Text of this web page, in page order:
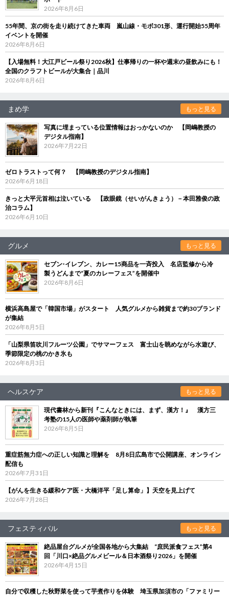
2026年8月6日
55年間、京の街を走り続けてきた車両 嵐山線・モボ301形、運行開始55周年
イベントを開催
2026年8月6日
【入場無料！大江戸ビール祭り2026秋】仕事帰りの一杯や週末の昼飲みにも！
全国のクラフトビールが大集合｜品川
2026年8月6日
まめ学 もっと見る
写真に埋まっている位置情報はおっかないのか 【岡嶋教授の
デジタル指南】
2026年7月22日
ゼロトラストって何？ 【岡嶋教授のデジタル指南】
2026年6月18日
きっと大平元首相は泣いている 【政眼鏡（せいがんきょう）－本田雅俊の政
治コラム】
2026年6月10日
グルメ もっと見る
セブン‐イレブン、カレー15商品を一斉投入 名店監修から冷
製うどんまで“夏のカレーフェス”を開催中
2026年8月6日
横浜高島屋で「韓国市場」がスタート 人気グルメから雑貨まで約30ブランド
が集結
2026年8月5日
「山梨県笛吹川フルーツ公園」でサマーフェス 富士山を眺めながら水遊び、
季節限定の桃のかき氷も
2026年8月3日
ヘルスケア もっと見る
現代書林から新刊『こんなときには、まず、漢方！』 漢方三
考塾の15人の医師や薬剤師が執筆
2026年8月5日
重症筋無力症への正しい知識と理解を 8月8日広島市で公開講座、オンライン
配信も
2026年7月31日
【がんを生きる緩和ケア医・大橋洋平「足し算命」】天空を見上げて
2026年7月28日
フェスティバル もっと見る
絶品屋台グルメが全国各地から大集結 “庶民派食フェス”第4
回「川口×絶品グルメビール＆日本酒祭り2026」を開催
2026年4月15日
自分で収穫した秋野菜を使って芋煮作りを体験 埼玉県加須市の「ファミリー